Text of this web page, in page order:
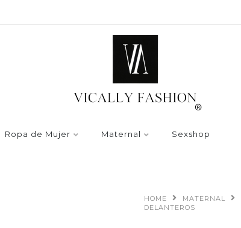
Ropa de Mujer Maternal Sexshop
HOME MATERNAL
DELANTEROS